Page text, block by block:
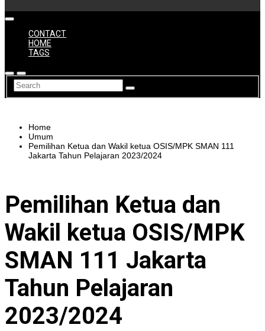
CONTACT
HOME
TAGS
Home
Umum
Pemilihan Ketua dan Wakil ketua OSIS/MPK SMAN 111
Jakarta Tahun Pelajaran 2023/2024
Pemilihan Ketua dan
Wakil ketua OSIS/MPK
SMAN 111 Jakarta
Tahun Pelajaran
2023/2024